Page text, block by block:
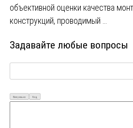
объективной оценки качества
конструкций, проводимый …
Задавайте любые вопросы
Визуально Код